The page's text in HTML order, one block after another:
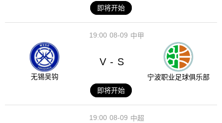
即将开始
08-09
19:00 中甲
无锡吴钩
V - S
宁波职业足球俱乐部
即将开始
08-09
19:00 中超